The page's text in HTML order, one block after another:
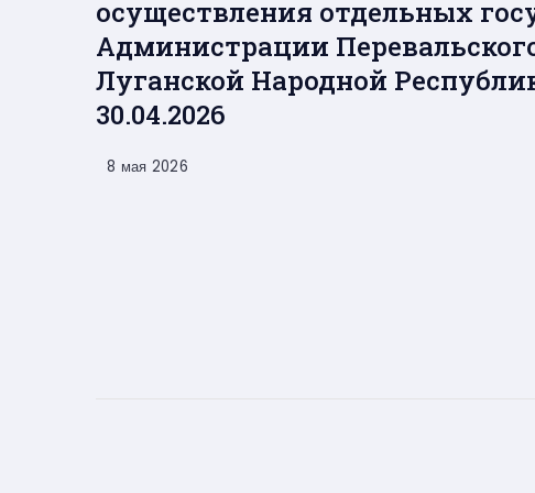
осуществления отдельных
Администрации
Луганской Народной
30.04.2026
8 мая 2026